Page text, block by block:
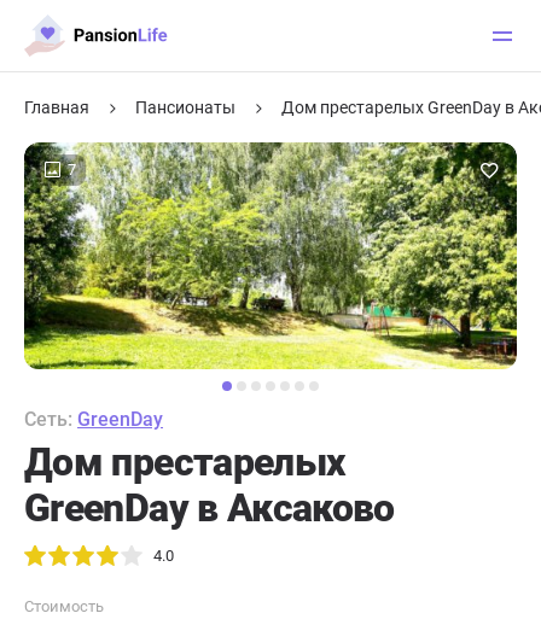
Главная Пансионаты Дом престарелых GreenDay в
7
Сеть: GreenDay
Дом престарелых
GreenDay в Аксаково
4.0
Стоимость